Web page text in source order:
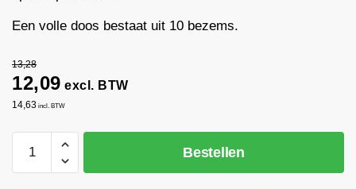
Een volle doos bestaat uit 10 bezems.
13,28
12,09 excl. BTW
14,63 incl. BTW
Gemeentebezem
45cm
Bestellen